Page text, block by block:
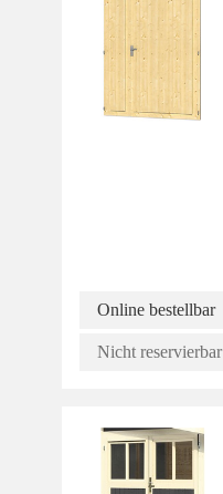
Online bestellbar
Nicht reservierbar